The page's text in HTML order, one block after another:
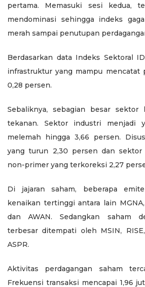
pertama. Memasuki sesi kedua,
mendominasi sehingga indeks
merah sampai penutupan
Berdasarkan data Indeks Sektoral
infrastruktur yang mampu mencatat
0,28 persen.
Sebaliknya, sebagian besar sektor
tekanan. Sektor industri menjadi
melemah hingga 3,66 persen.
yang turun 2,30 persen dan sektor
non-primer yang terkoreksi 2,27
Di jajaran saham, beberapa
kenaikan tertinggi antara lain MGNA,
dan AWAN. Sedangkan saham
terbesar ditempati oleh MSIN,
ASPR.
Aktivitas perdagangan saham
Frekuensi transaksi mencapai 1,96